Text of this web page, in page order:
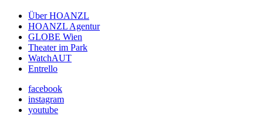
Über HOANZL
HOANZL Agentur
GLOBE Wien
Theater im Park
WatchAUT
Entrello
facebook
instagram
youtube